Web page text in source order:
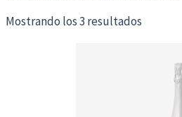
Mostrando los 3 resultados